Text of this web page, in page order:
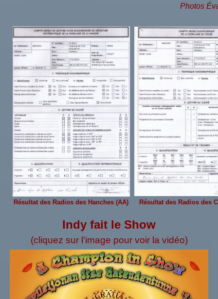
Photos
Résultat des Radios des Hanches (AA) Résultat des Radios des
Indy fait le Show
(cliquez sur l'image pour voir la vidéo)